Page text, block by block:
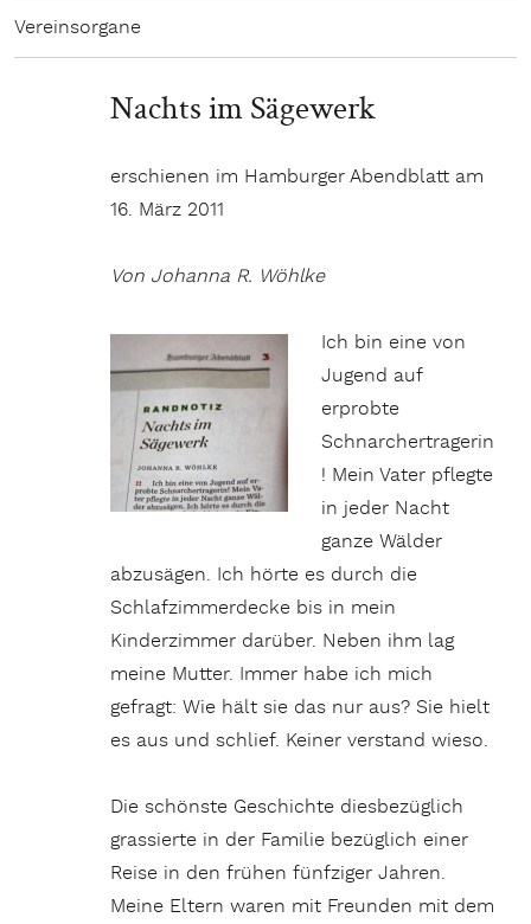
Vereinsorgane
Nachts im Sägewerk
erschienen im Hamburger Abendblatt am
16. März 2011
Von Johanna R. Wöhlke
Ich bin eine von
Jugend auf
erprobte
Schnarchertragerin
! Mein Vater pflegte
in jeder Nacht
ganze Wälder
abzusägen. Ich hörte es durch die
Schlafzimmerdecke bis in mein
Kinderzimmer darüber. Neben ihm lag
meine Mutter. Immer habe ich mich
gefragt: Wie hält sie das nur aus? Sie hielt
es aus und schlief. Keiner verstand wieso.
Die schönste Geschichte diesbezüglich
grassierte in der Familie bezüglich einer
Reise in den frühen fünfziger Jahren.
Meine Eltern waren mit Freunden mit dem